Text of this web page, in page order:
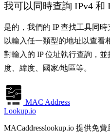
我可以同時查詢 IPv4 和
是的，我們的 IP 查找工具同
以輸入任一類型的地址以查看
對輸入的 IP 位址執行查詢，
度、緯度、國家/地區等。
MAC Address
Lookup.io
MACaddresslookup.io 提供免